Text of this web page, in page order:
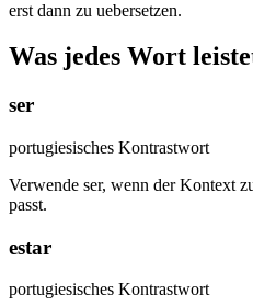
erst dann zu uebersetzen.
Was jedes Wort
ser
portugiesisches Kontrastwort
Verwende ser, wenn der Kontext
passt.
estar
portugiesisches Kontrastwort